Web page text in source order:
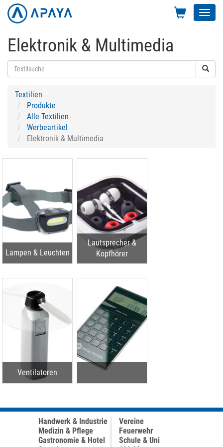
Elektronik & Multimedia
Textilien
Produkte
Alle Textilien
Werbeartikel
Elektronik & Multimedia
Lampen & Leuchten
Lautsprecher &
Kopfhörer
Ventilatoren
Handwerk & Industrie
Medizin & Pflege
Gastronomie & Hotel
Vereine
Feuerwehr
Schule & Uni